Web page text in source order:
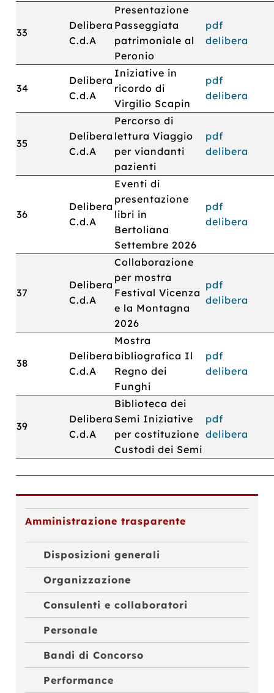
33
Delibera
C.d.A
Presentazione
Passeggiata
patrimoniale al
Peronio
pdf
delibera
34
Delibera
C.d.A
Iniziative in
ricordo di
Virgilio Scapin
pdf
delibera
35
Delibera
C.d.A
Percorso di
lettura Viaggio
per viandanti
pazienti
pdf
delibera
36
Delibera
C.d.A
Eventi di
presentazione
libri in
Bertoliana
Settembre 2026
pdf
delibera
37
Delibera
C.d.A
Collaborazione
per mostra
Festival Vicenza
e la Montagna
2026
pdf
delibera
38
Delibera
C.d.A
Mostra
bibliografica Il
Regno dei
Funghi
pdf
delibera
39
Delibera
C.d.A
Biblioteca dei
Semi Iniziative
per costituzione
Custodi dei Semi
pdf
delibera
Amministrazione trasparente
Disposizioni generali
Organizzazione
Consulenti e collaboratori
Personale
Bandi di Concorso
Performance